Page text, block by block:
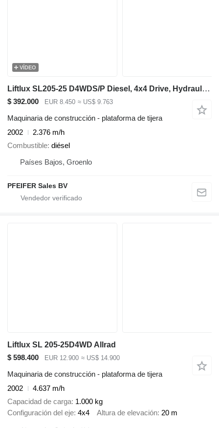
VÍDEO
Liftlux SL205-25 D4WDS/P Diesel, 4x4 Drive, Hydraulic Deck
$ 392.000 EUR 8.450 ≈ US$ 9.763
Maquinaria de construcción - plataforma de tijera
2002
2.376 m/h
Combustible diésel
Países Bajos, Groenlo
PFEIFER Sales BV
Liftlux SL 205-25D4WD Allrad
$ 598.400
EUR 12.900 ≈ US$ 14.900
Maquinaria de construcción - plataforma de tijera
2002
4.637 m/h
Capacidad de carga 1.000 kg
Configuración del eje 4x4 Altura de elevación 20 m